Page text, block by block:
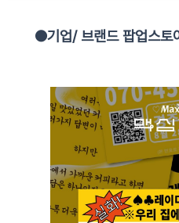
●기업/ 브랜드 팝업스토